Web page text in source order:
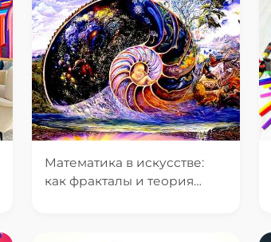
Математика в искусстве:
как фракталы и теория